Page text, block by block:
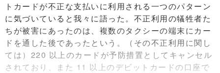
トカードが不正な支払いに利用される一つのパターン
に気づいていると我々に語った。不正利用の犠牲者た
ちが被害にあったのは、複数のタクシーの端末にカー
ドを通した後であったという。（その不正利用に関し
ては）220 以上のカードが予防措置としてキャンセル
されており、また 11 以上のデビットカードの口座で